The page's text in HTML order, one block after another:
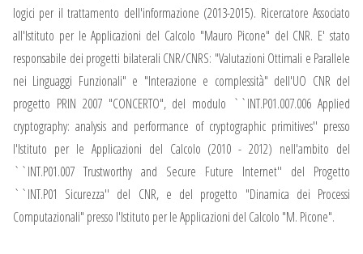
logici per il trattamento dell'informazione (2013-2015). Ricercatore Associato
all'Istituto per le Applicazioni del Calcolo "Mauro Picone" del CNR. E' stato
responsabile dei progetti bilaterali CNR/CNRS: "Valutazioni Ottimali e Parallele
nei Linguaggi Funzionali" e "Interazione e complessità" dell'UO CNR del
progetto PRIN 2007 "CONCERTO", del modulo ``INT.P01.007.006 Applied
cryptography: analysis and performance of cryptographic primitives'' presso
l'Istituto per le Applicazioni del Calcolo (2010 - 2012) nell'ambito del
``INT.P01.007 Trustworthy and Secure Future Internet'' del Progetto
``INT.P01 Sicurezza'' del CNR, e del progetto "Dinamica dei Processi
Computazionali" presso l'Istituto per le Applicazioni del Calcolo "M. Picone".